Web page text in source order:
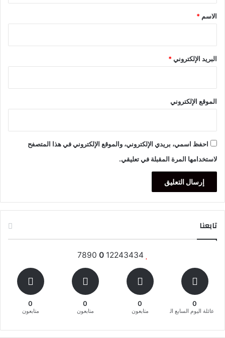
*
الاسم *
البريد الإلكتروني*
الموقع الإلكتروني
احفظ اسمي، بريدي الإلكتروني، والموقع الإلكتروني في هذا المتصفح
لاستخدامها المرة المقبلة في تعليقي.
تابعنا
12243434
0
0
عائلة اليوم السابع المغربية
0
متابعون
0
متابعون
0
متابعون